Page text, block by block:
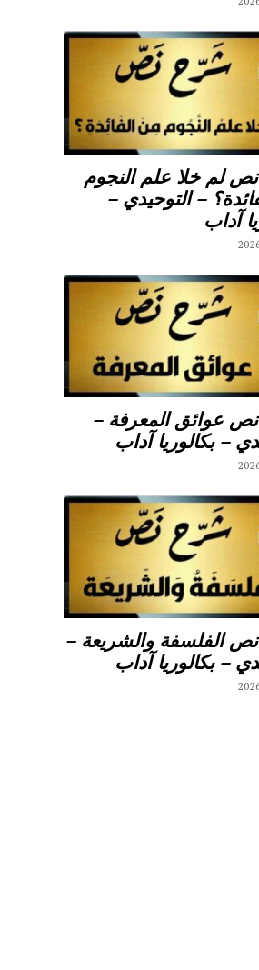
لم خلا علم النجوم
– التوحيدي –
آداب
عوائق المعرفة –
– بكالوريا آداب
الفلسفة والشريعة –
– بكالوريا آداب